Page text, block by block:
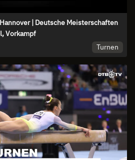
| Deutsche Meisterschaften
Vorkampf
Turnen